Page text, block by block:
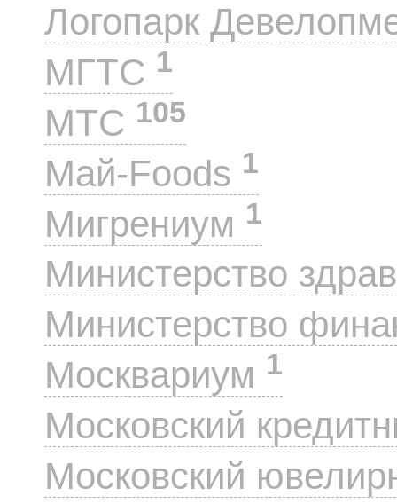
Логопарк
МГТС 1
МТС 105
Май-Foods 1
Мигрениум 1
Министерство
Министерство
Москвариум 1
Московский
Московский